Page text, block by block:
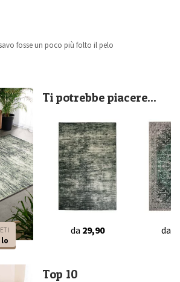
fosse un poco più folto il pelo
Ti potrebbe piacere...
da 29,90 da
Top 10